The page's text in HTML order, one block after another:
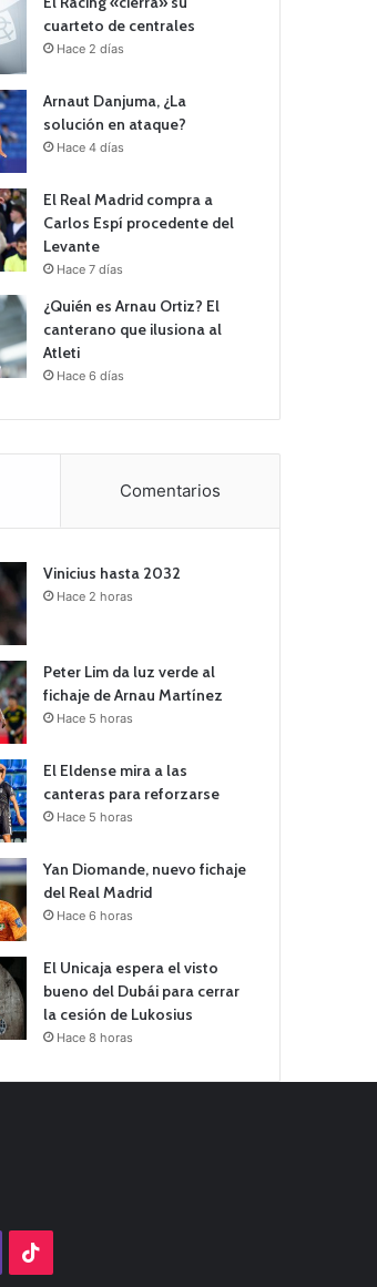
cuarteto de centrales
Hace 2 días
Arnaut Danjuma, ¿La
solución en ataque?
Hace 4 días
El Real Madrid compra a
Carlos Espí procedente del
Levante
Hace 7 días
¿Quién es Arnau Ortiz? El
canterano que ilusiona al
Atleti
Hace 6 días
Comentarios
Vinicius hasta 2032
Hace 2 horas
Peter Lim da luz verde al
fichaje de Arnau Martínez
Hace 5 horas
El Eldense mira a las
canteras para reforzarse
Hace 5 horas
Yan Diomande, nuevo fichaje
del Real Madrid
Hace 6 horas
El Unicaja espera el visto
bueno del Dubái para cerrar
la cesión de Lukosius
Hace 8 horas
Twitch